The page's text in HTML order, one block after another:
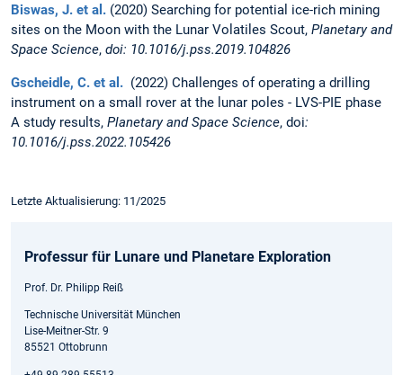
Biswas, J. et al. (2020) Searching for potential ice-rich mining
sites on the Moon with the Lunar Volatiles Scout, Planetary and
Space Science, doi: 10.1016/j.pss.2019.104826
Gscheidle, C. et al. (2022) Challenges of operating a drilling
instrument on a small rover at the lunar poles - LVS-PIE phase
A study results, Planetary and Space Science, doi:
10.1016/j.pss.2022.105426
Letzte Aktualisierung: 11/2025
Professur für Lunare und Planetare Exploration
Prof. Dr. Philipp Reiß
Technische Universität München
Lise-Meitner-Str. 9
85521 Ottobrunn